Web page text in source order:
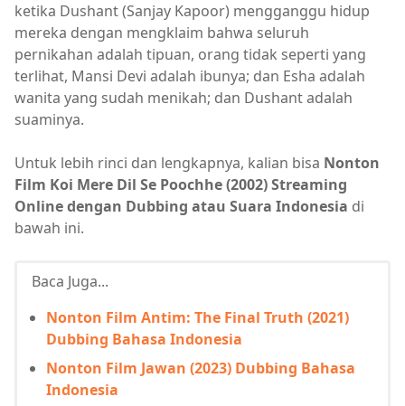
ketika Dushant (Sanjay Kapoor) mengganggu hidup
mereka dengan mengklaim bahwa seluruh
pernikahan adalah tipuan, orang tidak seperti yang
terlihat, Mansi Devi adalah ibunya; dan Esha adalah
wanita yang sudah menikah; dan Dushant adalah
suaminya.
Untuk lebih rinci dan lengkapnya, kalian bisa Nonton
Film Koi Mere Dil Se Poochhe (2002) Streaming
Online dengan Dubbing atau Suara Indonesia di
bawah ini.
Baca Juga...
Nonton Film Antim: The Final Truth (2021)
Dubbing Bahasa Indonesia
Nonton Film Jawan (2023) Dubbing Bahasa
Indonesia